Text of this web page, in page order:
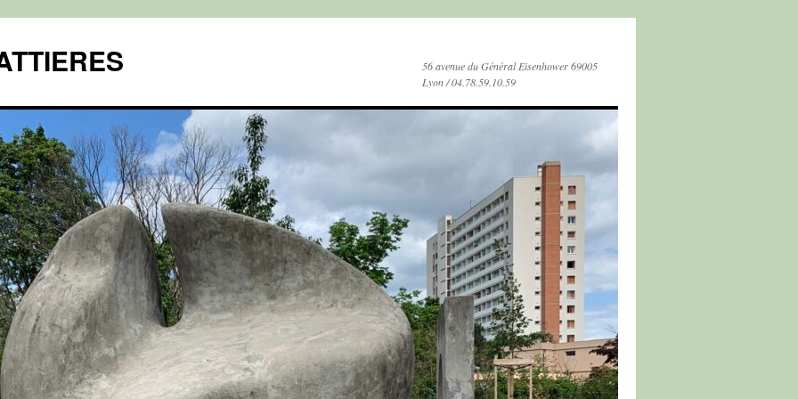
56 avenue du Général Eisenhower 69005
Lyon / 04.78.59.10.59